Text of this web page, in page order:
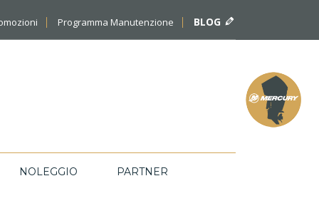
Programma Manutenzione BLOG
NOLEGGIO PARTNER